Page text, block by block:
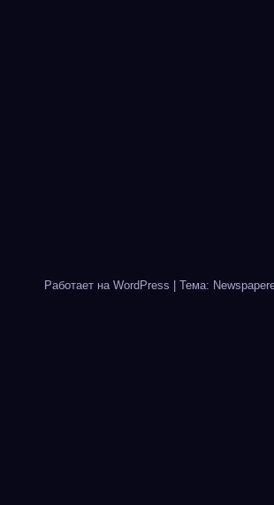
Работает на WordPress | Тема: